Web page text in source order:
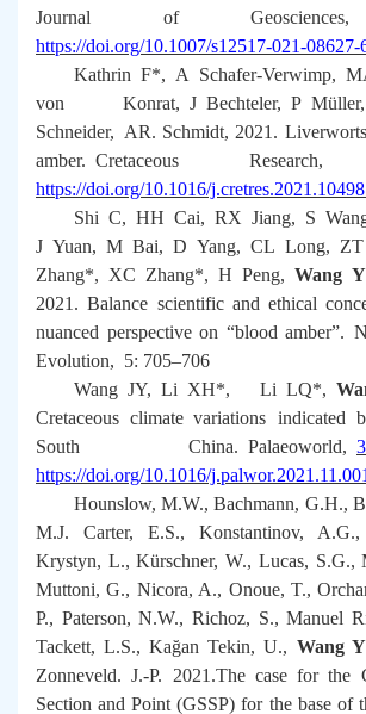
Journal of Geosciences,
https://doi.org/10.1007/s12517-021-08627-
Kathrin F*, A Schafer-Verwimp,
von Konrat, J Bechteler, P Müller,
Schneider, AR. Schmidt, 2021.
amber. Cretaceous Research,
https://doi.org/10.1016/
Shi C, HH Cai, RX Jiang, S
J Yuan, M Bai, D Yang, CL Long,
Zhang*, XC Zhang*, H Peng, Wang
2021. Balance scientific and ethical
nuanced perspective on “blood amber”.
Evolution, 5: 705–706
Wang JY, Li XH*, Li LQ*,
Cretaceous climate variations indicated
South China. Palaeoworld,
https://doi.org/10.1016/j.palwor.2021.11.001
Hounslow, M.W., Bachmann, G.H.,
M.J. Carter, E.S., Konstantinov,
Krystyn, L., Kürschner, W., Lucas, S.G.,
Muttoni, G., Nicora, A., Onoue, T.,
P., Paterson, N.W., Richoz, S., Manuel
Tackett, L.S., Kağan Tekin, U., Wang
Zonneveld. J.-P. 2021.The case for the
Section and Point (GSSP) for the base of